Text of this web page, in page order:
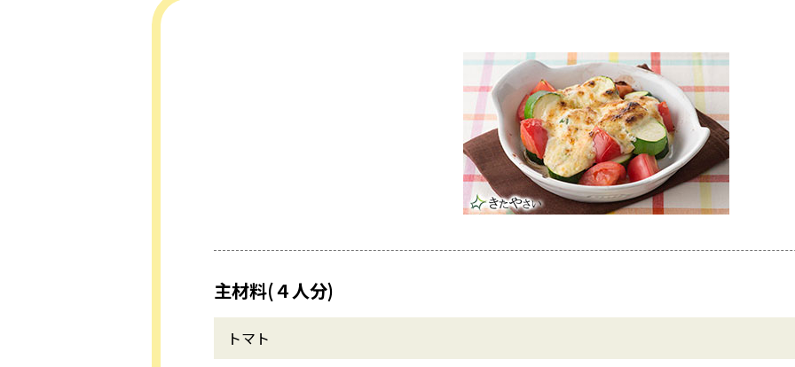
主材料(４人分)
トマト